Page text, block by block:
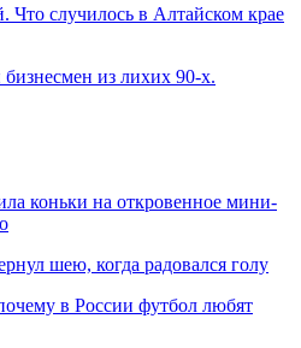
Что случилось в Алтайском крае
из лихих 90-х.
коньки на откровенное мини-
шею, когда радовался голу
в России футбол любят